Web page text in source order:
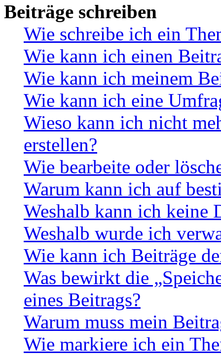
Beiträge schreiben
Wie schreibe ich ein
Wie kann ich einen
Wie kann ich meinem
Wie kann ich eine
Wieso kann ich nicht
erstellen?
Wie bearbeite oder
Warum kann ich auf
Weshalb kann ich keine
Weshalb wurde ich
Wie kann ich Beiträge
Was bewirkt die
eines Beitrags?
Warum muss mein
Wie markiere ich ein